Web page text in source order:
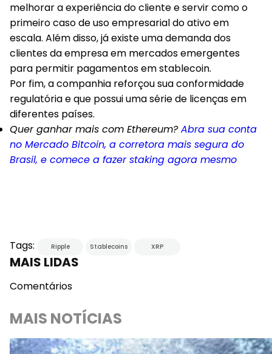
melhorar a experiência do cliente e servir como o
primeiro caso de uso empresarial do ativo em
escala. Além disso, já existe uma demanda dos
clientes da empresa em mercados emergentes
para permitir pagamentos em stablecoin.
Por fim, a companhia reforçou sua conformidade
regulatória e que possui uma série de licenças em
diferentes países.
Quer ganhar mais com Ethereum?Abra sua conta
no Mercado Bitcoin, a corretora mais segura do
Brasil, e comece a fazer staking agora mesmo
Tags: Ripple Stablecoins XRP
MAIS LIDAS
Comentários
MAIS NOTÍCIAS